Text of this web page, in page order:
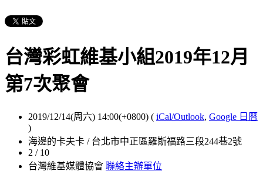
台灣彩虹維基小組2019年12月
第7次聚會
2019/12/14(周六) 14:00(+0800) ( iCal/Outlook, Google 日曆
)
海邊的卡夫卡 / 台北市中正區羅斯福路三段244巷2號
2 / 10
台灣維基媒體協會 聯絡主辦單位